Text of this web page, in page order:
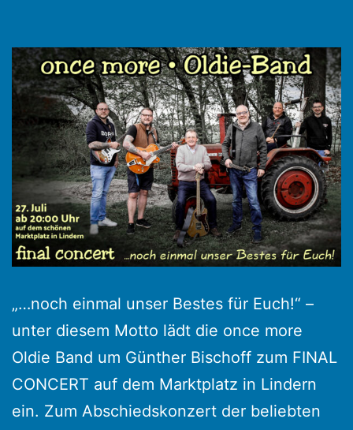
„…noch einmal unser Bestes für Euch!“ –
unter diesem Motto lädt die once more
Oldie Band um Günther Bischoff zum FINAL
CONCERT auf dem Marktplatz in Lindern
ein. Zum Abschiedskonzert der beliebten